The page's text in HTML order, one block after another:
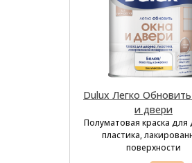
Dulux Легко
и двери
Полуматовая краска для
пластика,
поверхности